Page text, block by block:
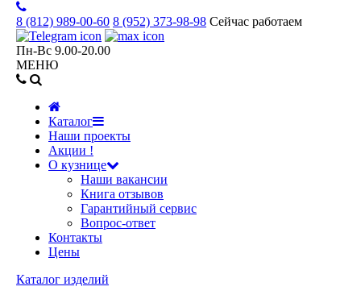
8 (812) 989-00-60 8 (952) 373-98-98 Сейчас работаем
Пн-Вс 9.00-20.00
МЕНЮ
Каталог
Наши проекты
Акции !
О кузнице
Наши вакансии
Книга отзывов
Гарантийный сервис
Вопрос-ответ
Контакты
Цены
Каталог изделий